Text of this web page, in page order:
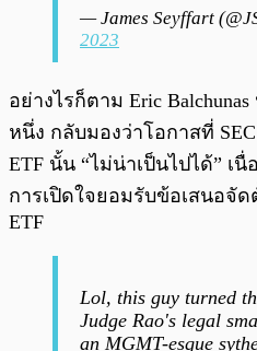
— James Seyffart
2023
อย่างไรก็ตาม Eric
หนึ่ง กลับมองว่าโอกาสที่
ETF นั้น “ไม่น่าเป็นไปได้” เนื่
การเปิดใจยอมรับข้อเสนอจั
ETF
Lol, this guy turned
Judge Rao's legal
an MGMT-esque